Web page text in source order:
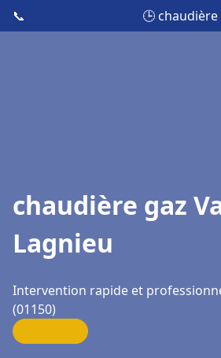
📞 🕒
chaudière gaz
Lagnieu
Intervention rapide et
(01150)